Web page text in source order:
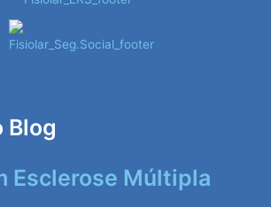
Blog
Esclerose Múltipla